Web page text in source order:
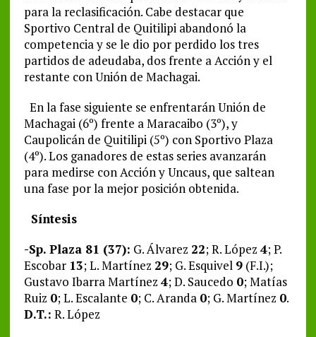
para la reclasificación. Cabe destacar que
Sportivo Central de Quitilipi abandonó la
competencia y se le dio por perdido los tres
partidos de adeudaba, dos frente a Acción y el
restante con Unión de Machagai.
En la fase siguiente se enfrentarán Unión de
Machagai (6º) frente a Maracaibo (3º), y
Caupolicán de Quitilipi (5º) con Sportivo Plaza
(4º). Los ganadores de estas series avanzarán
para medirse con Acción y Uncaus, que saltean
una fase por la mejor posición obtenida.
Síntesis
-Sp. Plaza 81 (37): G. Álvarez 22; R. López 4; P.
Escobar 13; L. Martínez 29; G. Esquivel 9(F.I.);
Gustavo Ibarra Martínez 4; D. Saucedo 0; Matías
Ruiz 0; L. Escalante 0; C. Aranda 0; G. Martínez 0.
D.T.: R. López